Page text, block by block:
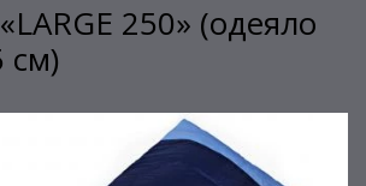
250» (одеяло
см)